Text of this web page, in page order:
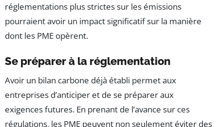
réglementations plus strictes sur les émissions
pourraient avoir un impact significatif sur la manière
dont les PME opèrent.
Se préparer à la réglementation
Avoir un bilan carbone déjà établi permet aux
entreprises d’anticiper et de se préparer aux
exigences futures. En prenant de l’avance sur ces
régulations, les PME peuvent non seulement éviter des